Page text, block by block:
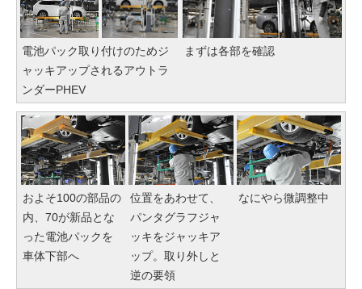
電池パック取り付けのためジ
ャッキアップされるアウトラ
ンダーPHEV
まずは各部を確認
およそ100の部品の
内、70が新品とな
った電池パックを
車体下部へ
位置をあわせて、
パンタグラフジャ
ッキをジャッキア
ップ。取り外しと
逆の要領
なにやら微調整中